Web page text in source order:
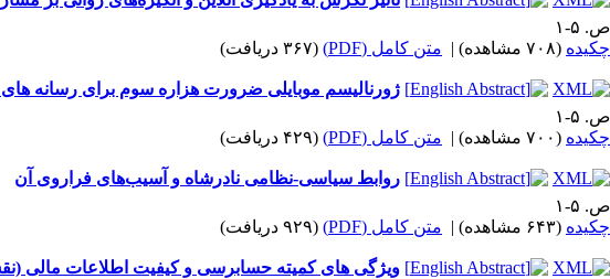
ص. ۵-۱
چکیده (۷۰۸ مشاهده) | متن کامل (PDF) (۳۶۷ دریافت)
ژورنالیسم موبایلی ضرورت هزاره سوم برای رسانه
ص. ۵-۱
چکیده (۷۰۰ مشاهده) | متن کامل (PDF) (۴۲۹ دریافت)
روابط سیاسی-نظامی نادرشاه و آسیب‌های فراروی آن
ص. ۵-۱
چکیده (۶۴۳ مشاهده) | متن کامل (PDF) (۹۲۹ دریافت)
ویژگی های کمیته حسابرسی و کیفیت اطلاعات مالی